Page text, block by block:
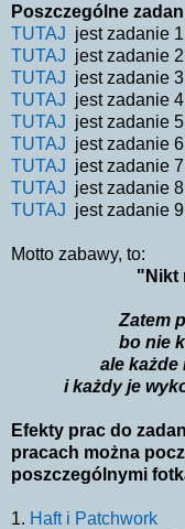
Poszczególne
TUTAJ jest zadanie
TUTAJ jest zadanie
TUTAJ jest zadanie
TUTAJ jest zadanie
TUTAJ jest zadanie
TUTAJ jest zadanie
TUTAJ jest zadanie
TUTAJ jest zadanie
TUTAJ jest zadanie
Motto zabawy, to:
"Nikt
Zatem
bo nie
ale każde
i każdy je
Efekty prac do
pracach można
poszczególnymi
1. Haft i Patchwork